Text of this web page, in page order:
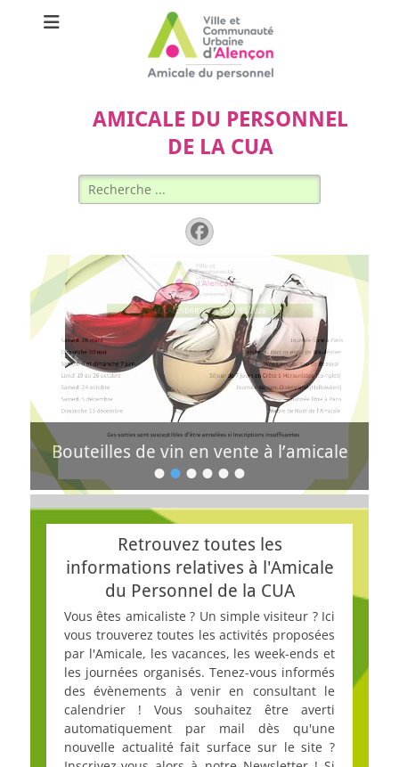
AMICALE DU PERSONNEL
DE LA CUA
Rechercher :
Facebook
••••••
Calendrier des sorties 2026
OZDAG
Bouteilles de vin en vente à l’amicale
Posté
le
de
Agnès
Retrouvez toutes les
informations relatives à l'Amicale
du Personnel de la CUA
Vous êtes amicaliste ? Un simple visiteur ? Ici
vous trouverez toutes les activités proposées
par l'Amicale, les vacances, les week-ends et
les journées organisés. Tenez-vous informés
des évènements à venir en consultant le
calendrier ! Vous souhaitez être averti
automatiquement par mail dès qu'une
nouvelle actualité fait surface sur le site ?